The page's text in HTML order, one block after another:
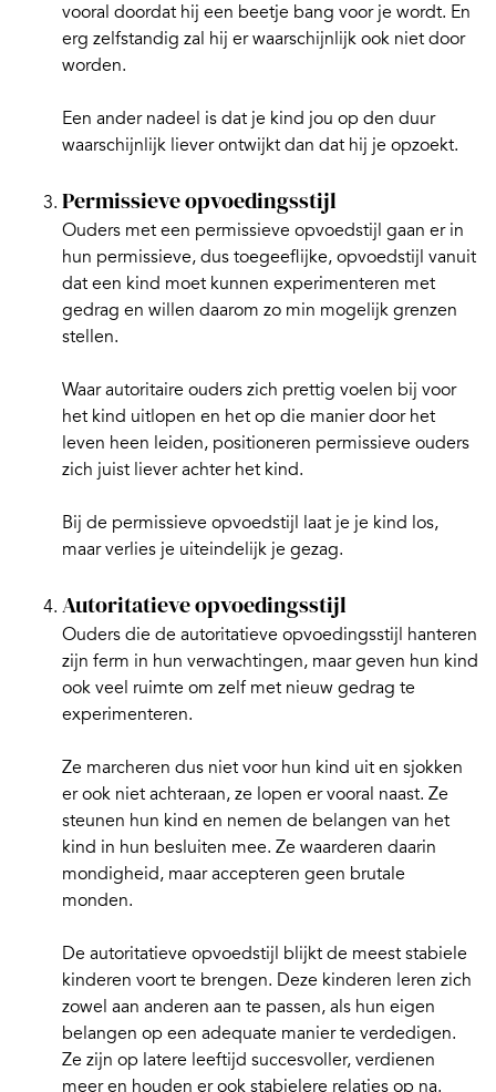
vooral doordat hij een beetje bang voor je wordt. En
erg zelfstandig zal hij er waarschijnlijk ook niet door
worden.
Een ander nadeel is dat je kind jou op den duur
waarschijnlijk liever ontwijkt dan dat hij je opzoekt.
Permissieve opvoedingsstijl
Ouders met een permissieve opvoedstijl gaan er in
hun permissieve, dus toegeeflijke, opvoedstijl vanuit
dat een kind moet kunnen experimenteren met
gedrag en willen daarom zo min mogelijk grenzen
stellen.
Waar autoritaire ouders zich prettig voelen bij voor
het kind uitlopen en het op die manier door het
leven heen leiden, positioneren permissieve ouders
zich juist liever achter het kind.
Bij de permissieve opvoedstijl laat je je kind los,
maar verlies je uiteindelijk je gezag.
Autoritatieve opvoedingsstijl
Ouders die de autoritatieve opvoedingsstijl hanteren
zijn ferm in hun verwachtingen, maar geven hun kind
ook veel ruimte om zelf met nieuw gedrag te
experimenteren.
Ze marcheren dus niet voor hun kind uit en sjokken
er ook niet achteraan, ze lopen er vooral naast. Ze
steunen hun kind en nemen de belangen van het
kind in hun besluiten mee. Ze waarderen daarin
mondigheid, maar accepteren geen brutale
monden.
De autoritatieve opvoedstijl blijkt de meest stabiele
kinderen voort te brengen. Deze kinderen leren zich
zowel aan anderen aan te passen, als hun eigen
belangen op een adequate manier te verdedigen.
Ze zijn op latere leeftijd succesvoller, verdienen
meer en houden er ook stabielere relaties op na.